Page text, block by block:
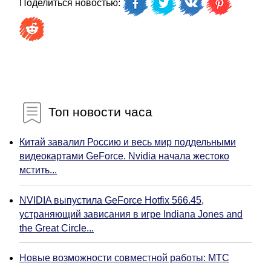
Поделиться новостью:
Топ новости часа
Китай завалил Россию и весь мир поддельными
видеокартами GeForce. Nvidia начала жестоко
мстить...
NVIDIA выпустила GeForce Hotfix 566.45,
устраняющий зависания в игре Indiana Jones and
the Great Circle...
Новые возможности совместной работы: МТС